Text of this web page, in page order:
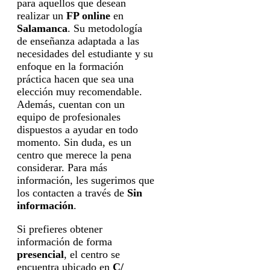
para aquellos que desean
realizar un FP online en
Salamanca. Su metodología
de enseñanza adaptada a las
necesidades del estudiante y su
enfoque en la formación
práctica hacen que sea una
elección muy recomendable.
Además, cuentan con un
equipo de profesionales
dispuestos a ayudar en todo
momento. Sin duda, es un
centro que merece la pena
considerar. Para más
información, les sugerimos que
los contacten a través de Sin
información.
Si prefieres obtener
información de forma
presencial, el centro se
encuentra ubicado en C/